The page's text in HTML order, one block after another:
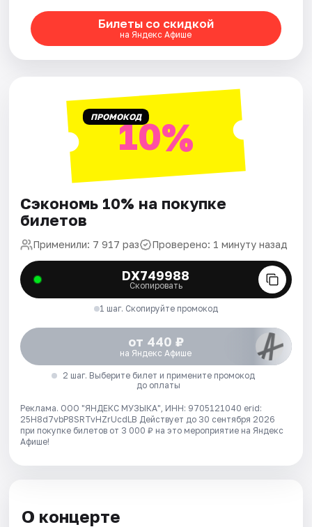
Билеты со скидкой
на Яндекс Афише
ПРОМОКОД10%
Сэкономь 10% на покупке
билетов
Применили: 7 917 раз Проверено: 1 минуту назад
DX749988
Скопировать
1 шаг. Скопируйте промокод
от 440 ₽
на Яндекс Афише
2 шаг. Выберите билет и примените промокод
до оплаты
Реклама. ООО "ЯНДЕКС МУЗЫКА", ИНН: 9705121040 erid:
25H8d7vbP8SRTvHZrUcdLB Действует до 30 сентября 2026
при покупке билетов от 3 000 ₽ на это мероприятие на Яндекс
Афише!
О концерте